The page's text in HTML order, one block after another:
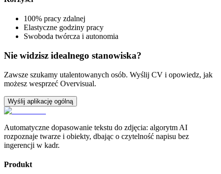
100% pracy zdalnej
Elastyczne godziny pracy
Swoboda twórcza i autonomia
Nie widzisz idealnego stanowiska?
Zawsze szukamy utalentowanych osób. Wyślij CV i opowiedz, jak
możesz wesprzeć Overvisual.
Wyślij aplikację ogólną
Automatyczne dopasowanie tekstu do zdjęcia: algorytm AI
rozpoznaje twarze i obiekty, dbając o czytelność napisu bez
ingerencji w kadr.
Produkt